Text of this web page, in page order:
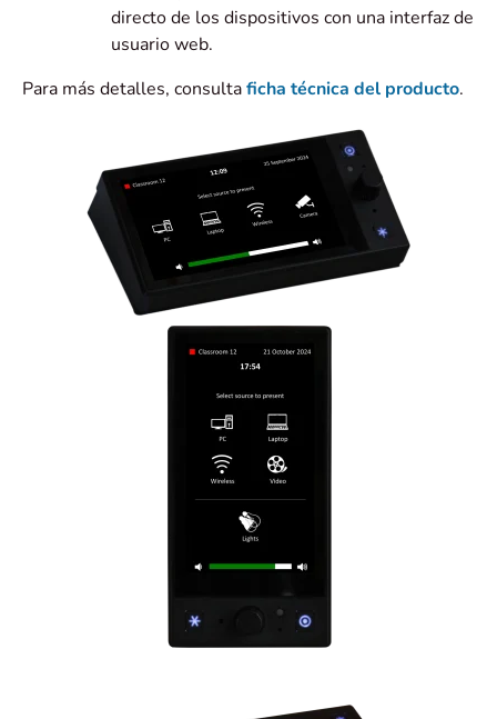
directo de los dispositivos con una interfaz de
usuario web.
Para más detalles, consultaficha técnica del producto.